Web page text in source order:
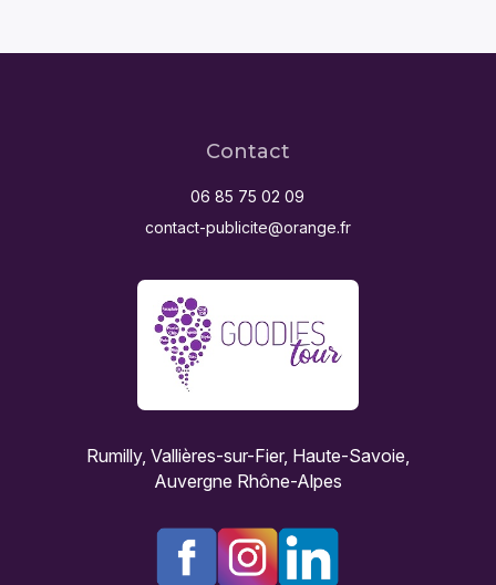
Contact
06 85 75 02 09
contact-publicite@orange.fr
Rumilly, Vallières-sur-Fier, Haute-Savoie,
Auvergne Rhône-Alpes